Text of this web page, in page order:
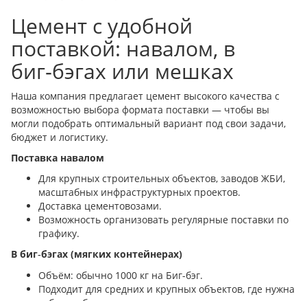
Цемент с удобной
поставкой: навалом, в
биг‑бэгах или мешках
Наша компания предлагает цемент высокого качества с
возможностью выбора формата поставки — чтобы вы
могли подобрать оптимальный вариант под свои задачи,
бюджет и логистику.
Поставка навалом
Для крупных строительных объектов, заводов ЖБИ,
масштабных инфраструктурных проектов.
Доставка цементовозами.
Возможность организовать регулярные поставки по
графику.
В биг‑бэгах (мягких контейнерах)
Объём: обычно 1000 кг на Биг-бэг.
Подходит для средних и крупных объектов, где нужна